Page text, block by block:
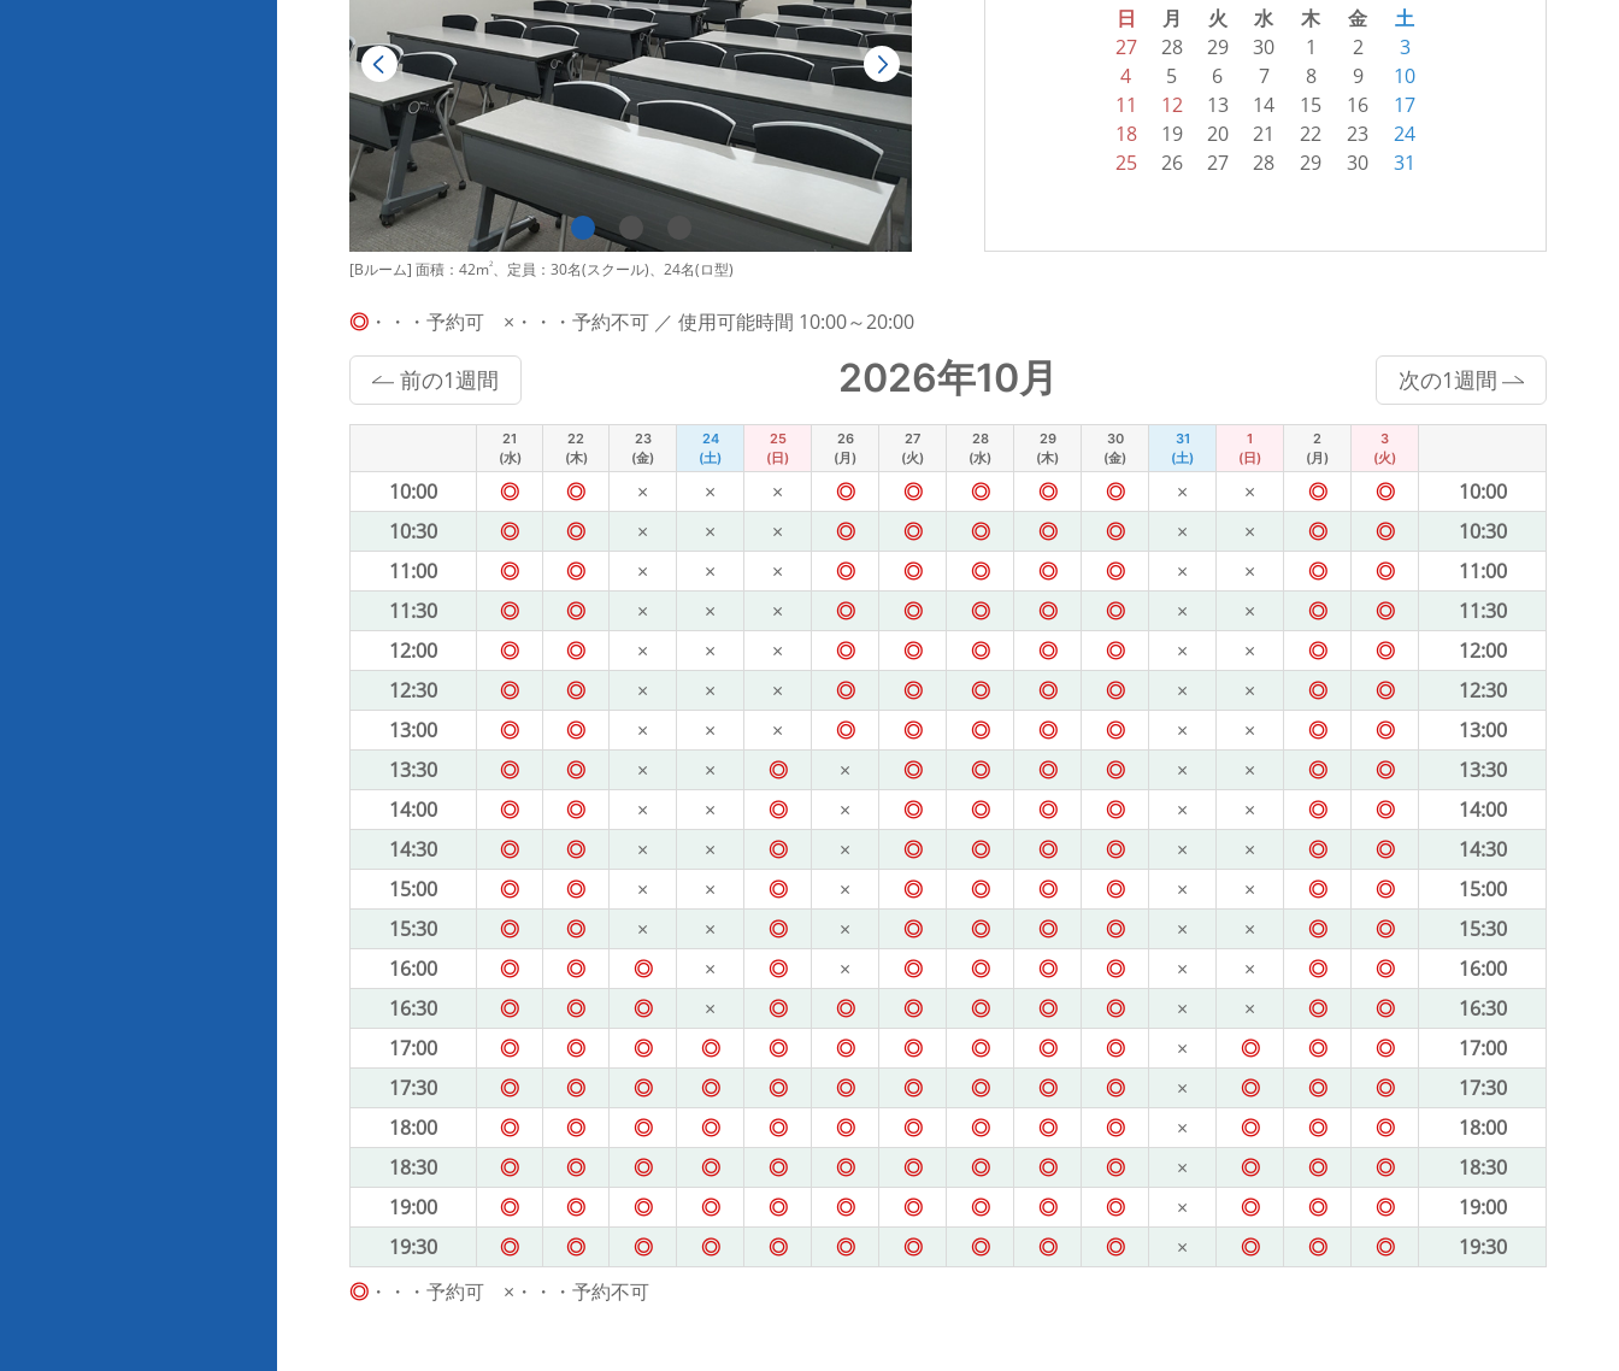
[Bルーム] 面積：42m2、定員：30名(スクール)、24名(ロ型)
日 月 火 水 木 金 土
27 28 29 30 1 2
3
4
5 6 7 8 9
10
11
12 13 14 15 16
17
18
19 20 21 22 23
24
25
26 27 28 29 30 31
◎ ・・・予約可 ×・・・予約不可 ／ 使用可能時間 10:00～20:00
2026年10月
前の1週間 次の1週間
21
(水)
22
(木)
23
(金)
24
(土)
25
(日)
26
(月)
27
(火)
28
(水)
29
(木)
30
(金)
31
(土)
1
(日)
2
(月)
3
(火)
10:00 ◎ ◎ × × × ◎ ◎ ◎ ◎ ◎ × × ◎ ◎
10:00
10:30
◎ ◎ × × × ◎ ◎ ◎ ◎ ◎ × × ◎ ◎
10:30
11:00
◎ ◎ × × × ◎ ◎ ◎ ◎ ◎ × × ◎ ◎
11:00
11:30
◎ ◎ × × × ◎ ◎ ◎ ◎ ◎ × × ◎ ◎
11:30
12:00
◎ ◎ × × × ◎ ◎ ◎ ◎ ◎ × × ◎ ◎
12:00
12:30
◎ ◎ × × × ◎ ◎ ◎ ◎ ◎ × × ◎ ◎
12:30
13:00
◎ ◎ × × × ◎ ◎ ◎ ◎ ◎ × × ◎ ◎
13:00
13:30
◎ ◎ × × ◎ × ◎ ◎ ◎ ◎ × × ◎ ◎
13:30
14:00
◎ ◎ × × ◎ × ◎ ◎ ◎ ◎ × × ◎ ◎
14:00
14:30
◎ ◎ × × ◎ × ◎ ◎ ◎ ◎ × × ◎ ◎
14:30
15:00
◎ ◎ × × ◎ × ◎ ◎ ◎ ◎ × × ◎ ◎
15:00
15:30
◎ ◎ × × ◎ × ◎ ◎ ◎ ◎ × × ◎ ◎
15:30
16:00
◎ ◎ ◎ × ◎ × ◎ ◎ ◎ ◎ × × ◎ ◎
16:00
16:30
◎ ◎ ◎ × ◎ ◎ ◎ ◎ ◎ ◎ × × ◎ ◎
16:30
17:00
◎ ◎ ◎ ◎ ◎ ◎ ◎ ◎ ◎ ◎ × ◎ ◎ ◎
17:00
17:30
◎ ◎ ◎ ◎ ◎ ◎ ◎ ◎ ◎ ◎ × ◎ ◎ ◎
17:30
18:00
◎ ◎ ◎ ◎ ◎ ◎ ◎ ◎ ◎ ◎ × ◎ ◎ ◎
18:00
18:30
◎ ◎ ◎ ◎ ◎ ◎ ◎ ◎ ◎ ◎ × ◎ ◎ ◎
18:30
19:00
◎ ◎ ◎ ◎ ◎ ◎ ◎ ◎ ◎ ◎ × ◎ ◎ ◎
19:00
19:30
◎ ◎ ◎ ◎ ◎ ◎ ◎ ◎ ◎ ◎ × ◎ ◎ ◎
19:30
◎ ・・・予約可 ×・・・予約不可